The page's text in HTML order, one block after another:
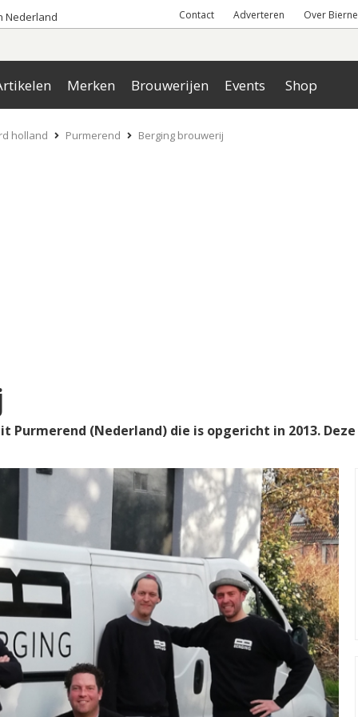
Nederland Contact Adverteren Over
Merken Brouwerijen Events Shop
holland Purmerend Berging brouwerij
Purmerend (Nederland) die is opgericht in 2013.